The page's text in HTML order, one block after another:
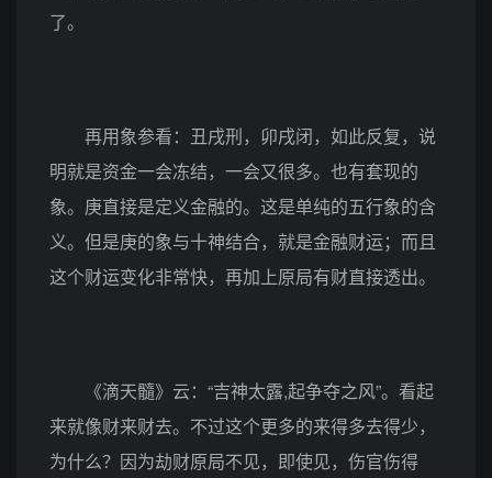
了。
再用象参看：丑戌刑，卯戌闭，如此反复，说
明就是资金一会冻结，一会又很多。也有套现的
象。庚直接是定义金融的。这是单纯的五行象的含
义。但是庚的象与十神结合，就是金融财运；而且
这个财运变化非常快，再加上原局有财直接透出。
《滴天髓》云：“吉神太露,起争夺之风”。看起
来就像财来财去。不过这个更多的来得多去得少，
为什么？因为劫财原局不见，即使见，伤官伤得